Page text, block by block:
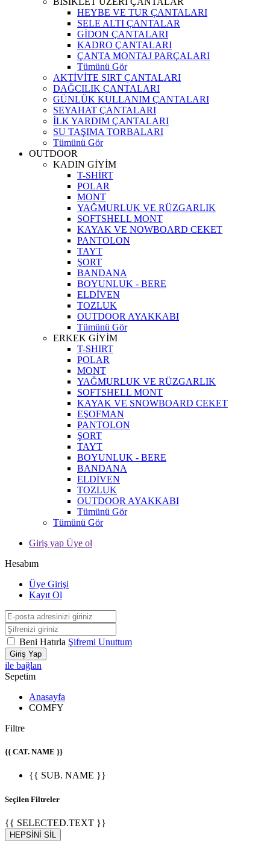
HEYBE VE TUR ÇANTALARI
SELE ALTI ÇANTALAR
GİDON ÇANTALARI
KADRO ÇANTALARI
ÇANTA MONTAJ PARÇALARI
Tümünü Gör
AKTİVİTE SIRT ÇANTALARI
DAĞCILIK ÇANTALARI
GÜNLÜK KULLANIM ÇANTALARI
SEYAHAT ÇANTALARI
İLK YARDIM ÇANTALARI
SU TAŞIMA TORBALARI
Tümünü Gör
OUTDOOR
KADIN GİYİM
T-SHİRT
POLAR
MONT
YAĞMURLUK VE RÜZGARLIK
SOFTSHELL MONT
KAYAK VE NOWBOARD CEKET
PANTOLON
TAYT
ŞORT
BANDANA
BOYUNLUK - BERE
ELDİVEN
TOZLUK
OUTDOOR AYAKKABI
Tümünü Gör
ERKEK GİYİM
T-SHIRT
POLAR
MONT
YAĞMURLUK VE RÜZGARLIK
SOFTSHELL MONT
KAYAK VE SNOWBOARD CEKET
EŞOFMAN
PANTOLON
ŞORT
TAYT
BOYUNLUK - BERE
BANDANA
ELDİVEN
TOZLUK
OUTDOOR AYAKKABI
Tümünü Gör
Tümünü Gör
Giriş yap Üye ol
Hesabım
Üye Girişi
Kayıt Ol
Beni Hatırla Şifremi Unuttum
Giriş Yap
ile bağlan
Sepetim
Anasayfa
COMFY
Filtre
{{ CAT. NAME }}
{{ SUB. NAME }}
Seçilen Filtreler
{{ SELECTED.TEXT }}
HEPSİNİ SİL